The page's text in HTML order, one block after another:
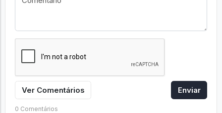
Ver Comentários Enviar
0 Comentários